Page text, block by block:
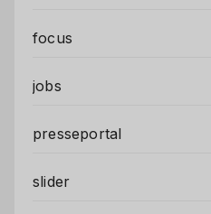
focus
jobs
presseportal
slider